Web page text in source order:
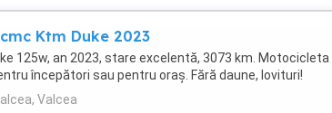
Ktm Duke 2023
125w, an 2023, stare excelentă, 3073 km. Motocicleta
începători sau pentru oraș. Fără daune, lovituri!
Valcea